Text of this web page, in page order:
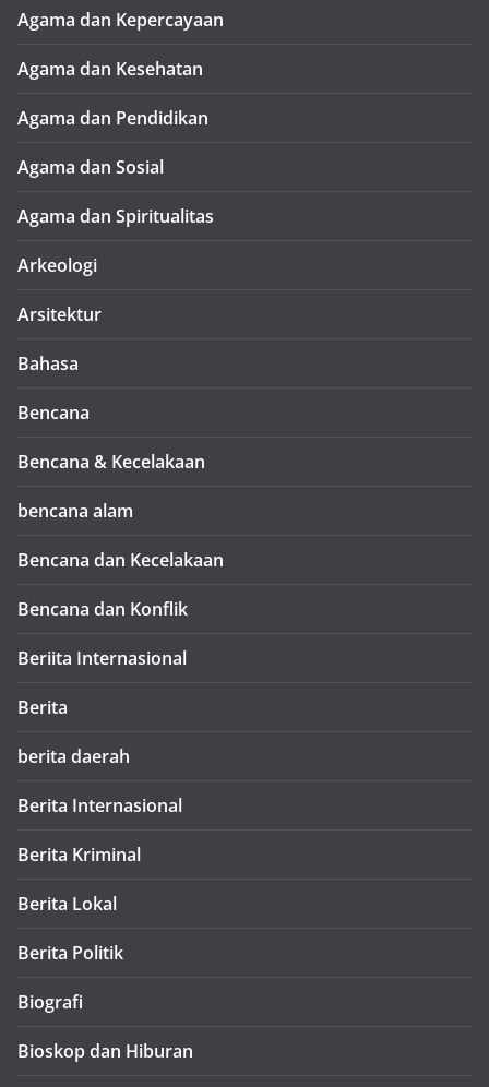
Agama dan Kepercayaan
Agama dan Kesehatan
Agama dan Pendidikan
Agama dan Sosial
Agama dan Spiritualitas
Arkeologi
Arsitektur
Bahasa
Bencana
Bencana & Kecelakaan
bencana alam
Bencana dan Kecelakaan
Bencana dan Konflik
Beriita Internasional
Berita
berita daerah
Berita Internasional
Berita Kriminal
Berita Lokal
Berita Politik
Biografi
Bioskop dan Hiburan